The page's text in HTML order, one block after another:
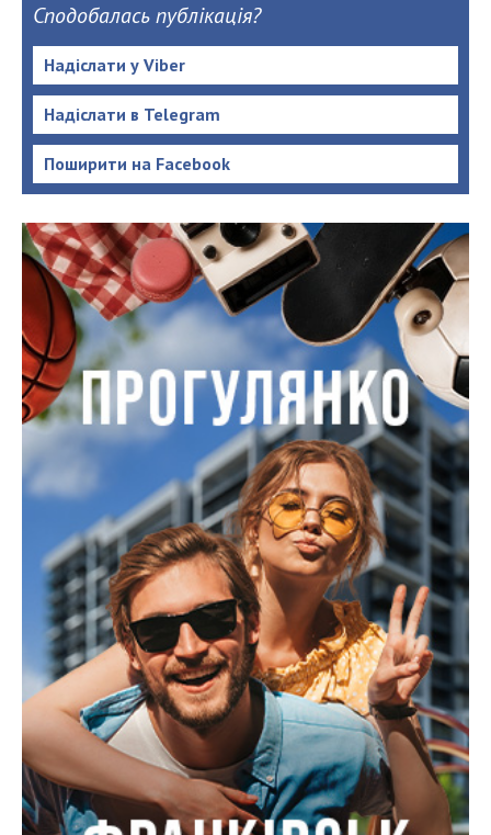
Сподобалась публікація?
Надіслати у Viber
Надіслати в Telegram
Поширити на Facebook